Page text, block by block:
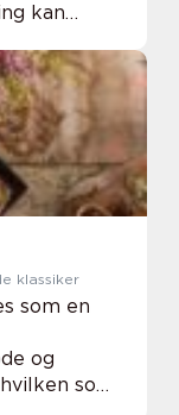
kan
Hvor går
klassiker
som en
og
som